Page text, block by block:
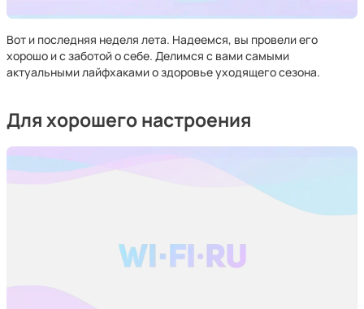
Вот и последняя неделя лета. Надеемся, вы провели его
хорошо и с заботой о себе. Делимся с вами самыми
актуальными лайфхаками о здоровье уходящего сезона.
Для хорошего настроения